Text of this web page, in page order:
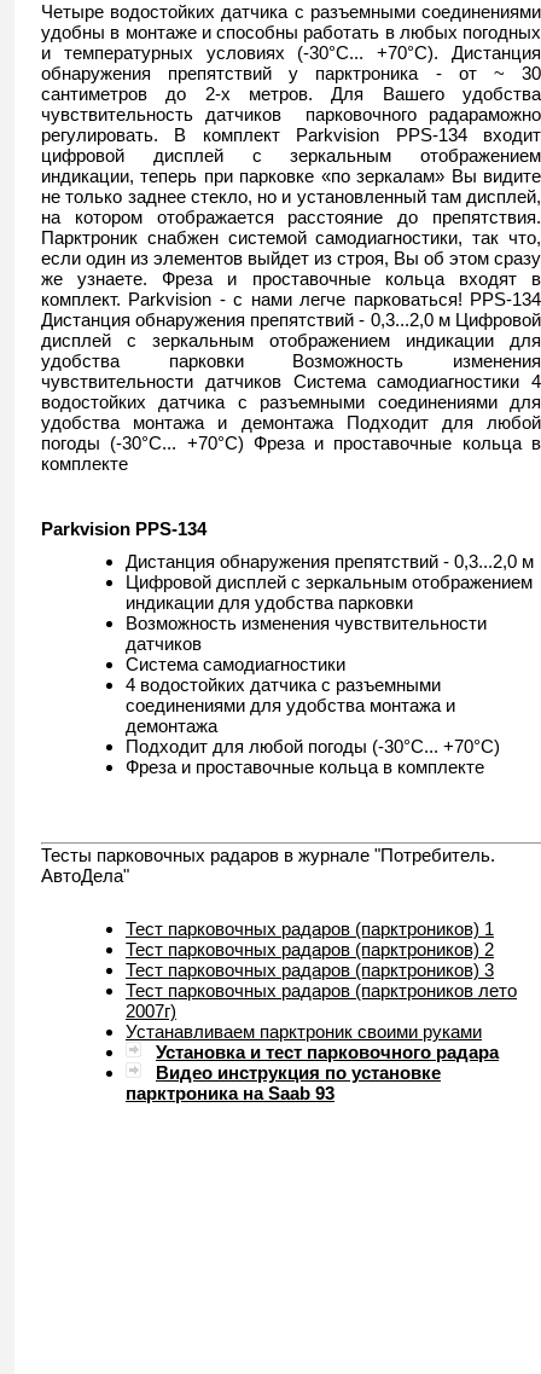
Четыре водостойких датчика с разъемными соединениями
удобны в монтаже и способны работать в любых погодных
и температурных условиях (-30°C... +70°C). Дистанция
обнаружения препятствий у парктроника - от ~ 30
сантиметров до 2-х метров. Для Вашего удобства
чувствительность датчиков парковочного радараможно
регулировать. В комплект Parkvision PPS-134 входит
цифровой дисплей с зеркальным отображением
индикации, теперь при парковке «по зеркалам» Вы видите
не только заднее стекло, но и установленный там дисплей,
на котором отображается расстояние до препятствия.
Парктроник снабжен системой самодиагностики, так что,
если один из элементов выйдет из строя, Вы об этом сразу
же узнаете. Фреза и проставочные кольца входят в
комплект. Parkvision - c нами легче парковаться! PPS-134
Дистанция обнаружения препятствий - 0,3...2,0 м Цифровой
дисплей с зеркальным отображением индикации для
удобства парковки Возможность изменения
чувствительности датчиков Система самодиагностики 4
водостойких датчика с разъемными соединениями для
удобства монтажа и демонтажа Подходит для любой
погоды (-30°C... +70°C) Фреза и проставочные кольца в
комплекте
Parkvision PPS-134
Дистанция обнаружения препятствий - 0,3...2,0 м
Цифровой дисплей с зеркальным отображением
индикации для удобства парковки
Возможность изменения чувствительности
датчиков
Система самодиагностики
4 водостойких датчика с разъемными
соединениями для удобства монтажа и
демонтажа
Подходит для любой погоды (-30°C... +70°C)
Фреза и проставочные кольца в комплекте
Тесты парковочных радаров в журнале "Потребитель.
АвтоДела"
Тест парковочных радаров (парктроников) 1
Тест парковочных радаров (парктроников) 2
Тест парковочных радаров (парктроников) 3
Тест парковочных радаров (парктроников лето
2007г)
Устанавливаем парктроник своими руками
Установка и тест парковочного радара
Видео инструкция по установке
парктроника на Saab 93